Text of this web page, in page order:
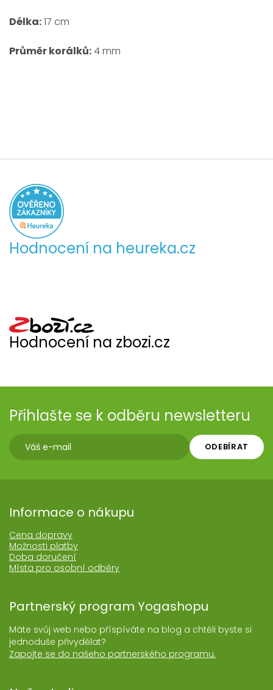
Délka:17 cm
Průměr korálků:4 mm
Hodnocení na heureka.cz
Hodnocení na zbozi.cz
Přihlašte se k odběru newsletteru
ODEBÍRAT
Informace o nákupu
Cena dopravy
Možnosti platby
Doba doručení
Místa pro osobní odběry
Partnerský program Yogashopu
Máte svůj web nebo příspíváte na blog a chtěli byste si
jednoduše přivydělat?
Zapojte se do našeho partnerského programu.